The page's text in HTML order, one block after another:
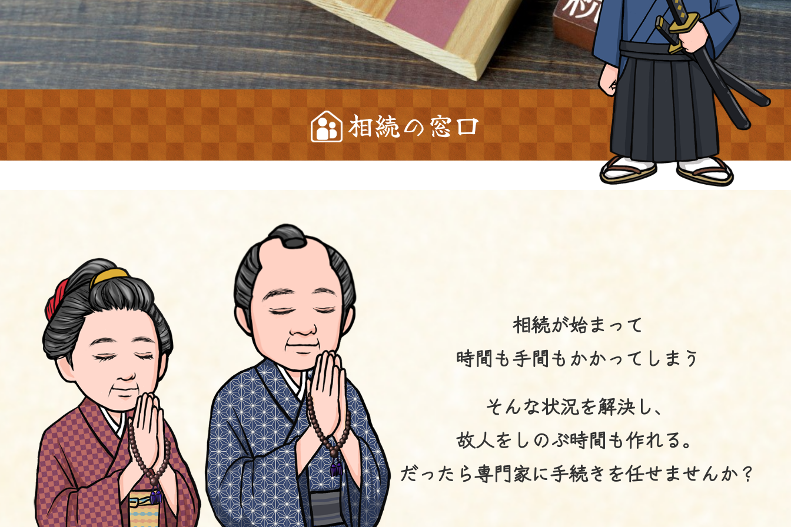
相続の窓口
相続が始まって
時間も手間もかかってしまう
そんな状況を解決し、
故人をしのぶ時間も作れる。
だったら専門家に手続きを任せませんか？